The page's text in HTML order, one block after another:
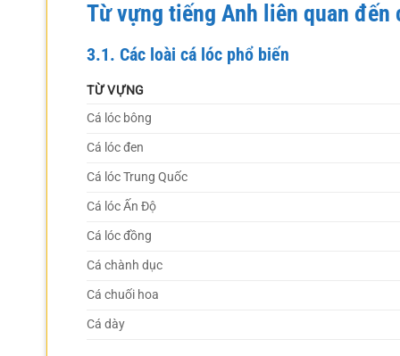
Từ vựng tiếng Anh liên quan đến
3.1. Các loài cá lóc phổ biến
TỪ VỰNG
Cá lóc bông
Cá lóc đen
Cá lóc Trung Quốc
Cá lóc Ấn Độ
Cá lóc đồng
Cá chành dục
Cá chuối hoa
Cá dày